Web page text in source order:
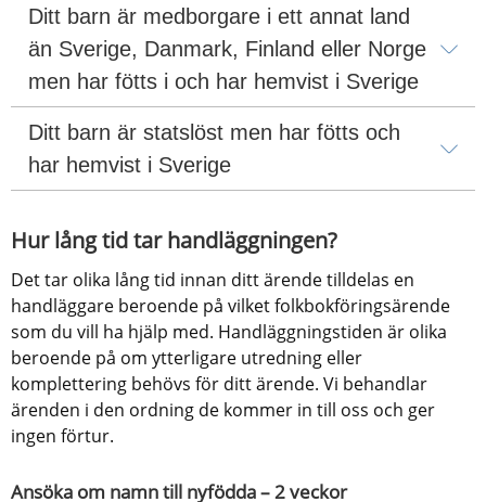
Ditt barn är medborgare i ett annat land
än Sverige, Danmark, Finland eller Norge
men har fötts i och har hemvist i Sverige
Ditt barn är statslöst men har fötts och
har hemvist i Sverige
Hur lång tid tar handläggningen?
Det tar olika lång tid innan ditt ärende tilldelas en
handläggare beroende på vilket folkbokföringsärende
som du vill ha hjälp med. Handläggningstiden är olika
beroende på om ytterligare utredning eller
komplettering behövs för ditt ärende. Vi behandlar
ärenden i den ordning de kommer in till oss och ger
ingen förtur.
Ansöka om namn till nyfödda – 2 veckor